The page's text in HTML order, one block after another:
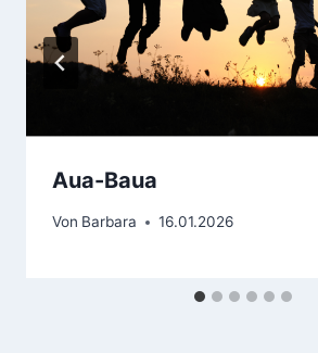
Aua-Baua
Von Barbara 16.01.2026